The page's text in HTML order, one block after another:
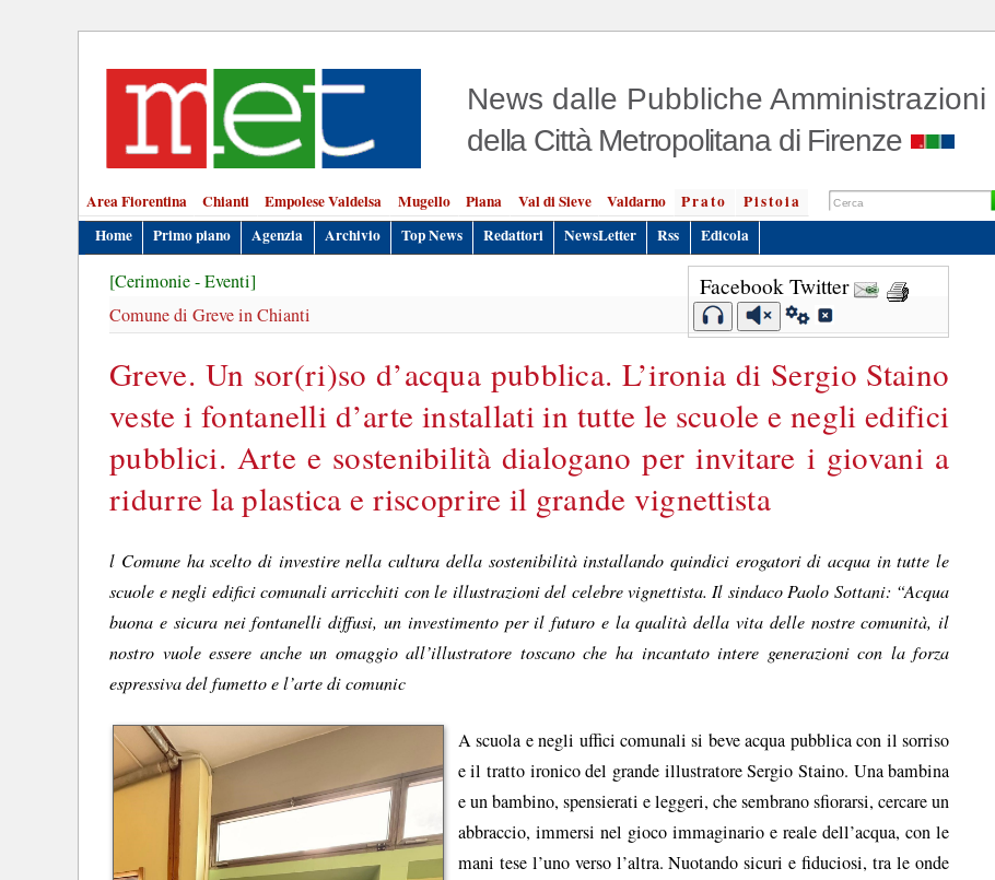
News dalle Pubbliche Amministrazioni
della Città Metropolitana di Firenze
Area Fiorentina Chianti Empolese Valdelsa Mugello Piana Val di Sieve Valdarno Prato
Pistoia
Home
Primo piano Agenzia Archivio Top News Redattori NewsLetter Rss Edicola
Facebook Twitter
[Cerimonie - Eventi]
Comune di Greve in Chianti
Greve. Un sor(ri)so d’acqua pubblica. L’ironia di Sergio Staino
veste i fontanelli d’arte installati in tutte le scuole e negli edifici
pubblici. Arte e sostenibilità dialogano per invitare i giovani a
ridurre la plastica e riscoprire il grande vignettista
l Comune ha scelto di investire nella cultura della sostenibilità installando quindici erogatori di acqua in tutte le
scuole e negli edifici comunali arricchiti con le illustrazioni del celebre vignettista. Il sindaco Paolo Sottani: “Acqua
buona e sicura nei fontanelli diffusi, un investimento per il futuro e la qualità della vita delle nostre comunità, il
nostro vuole essere anche un omaggio all’illustratore toscano che ha incantato intere generazioni con la forza
espressiva del fumetto e l’arte di comunic
A scuola e negli uffici comunali si beve acqua pubblica con il sorriso
e il tratto ironico del grande illustratore Sergio Staino. Una bambina
e un bambino, spensierati e leggeri, che sembrano sfiorarsi, cercare un
abbraccio, immersi nel gioco immaginario e reale dell’acqua, con le
mani tese l’uno verso l’altra. Nuotando sicuri e fiduciosi, tra le onde